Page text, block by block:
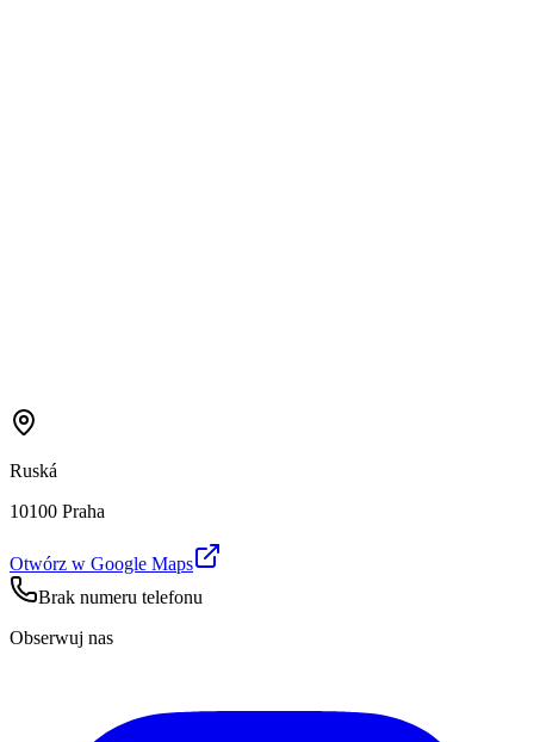
Ruská
10100 Praha
Otwórz w Google Maps
Brak numeru telefonu
Obserwuj nas